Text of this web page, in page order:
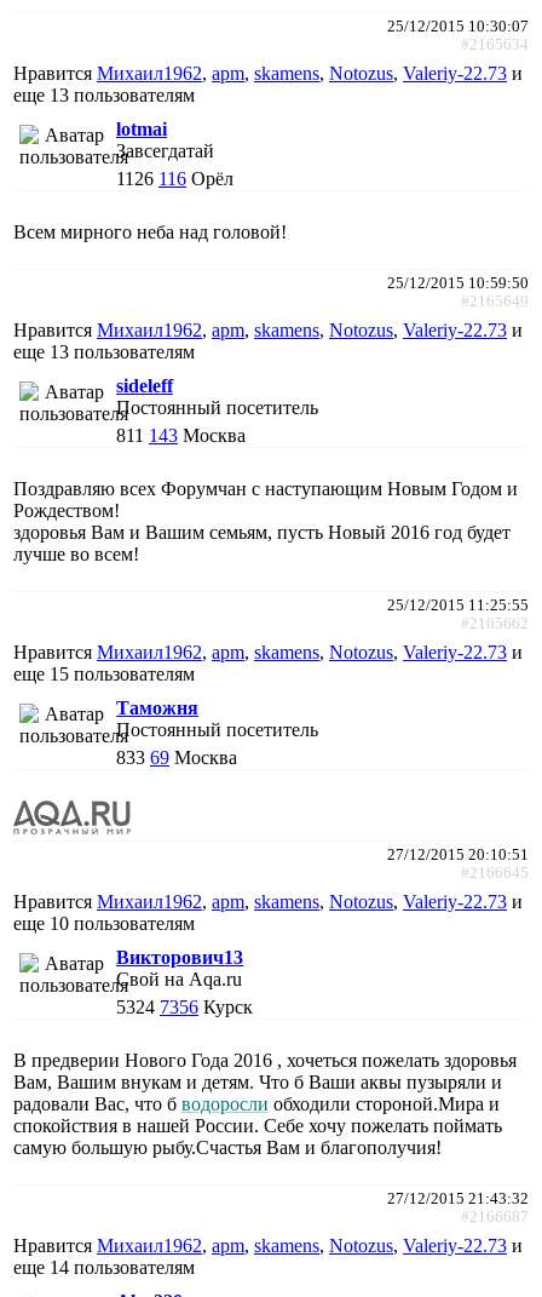
25/12/2015 10:30:07
#2165634
Нравится Михаил1962, apm, skamens, Notozus, Valeriy-22.73 и
еще 13 пользователям
lotmai
Завсегдатай
1126 116 Орёл
Всем мирного неба над головой!
25/12/2015 10:59:50
#2165649
Нравится Михаил1962, apm, skamens, Notozus, Valeriy-22.73 и
еще 13 пользователям
sideleff
Постоянный посетитель
811 143 Москва
Поздравляю всех Форумчан с наступающим Новым Годом и
Рождеством!
здоровья Вам и Вашим семьям, пусть Новый 2016 год будет
лучше во всем!
25/12/2015 11:25:55
#2165662
Нравится Михаил1962, apm, skamens, Notozus, Valeriy-22.73 и
еще 15 пользователям
Таможня
Постоянный посетитель
833 69 Москва
27/12/2015 20:10:51
#2166645
Нравится Михаил1962, apm, skamens, Notozus, Valeriy-22.73 и
еще 10 пользователям
Викторович13
Свой на Aqa.ru
5324 7356 Курск
В предверии Нового Года 2016 , хочеться пожелать здоровья
Вам, Вашим внукам и детям. Что б Ваши аквы пузыряли и
радовали Вас, что б водоросли обходили стороной.Мира и
спокойствия в нашей России. Себе хочу пожелать поймать
самую большую рыбу.Счастья Вам и благополучия!
27/12/2015 21:43:32
#2166687
Нравится Михаил1962, apm, skamens, Notozus, Valeriy-22.73 и
еще 14 пользователям